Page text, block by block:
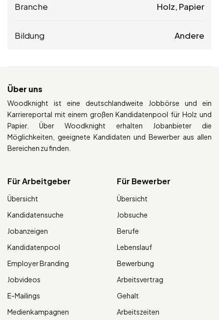
Branche Holz, Papier
Bildung Andere
Über uns
Woodknight ist eine deutschlandweite Jobbörse und ein
Karriereportal mit einem großen Kandidatenpool für Holz und
Papier. Über Woodknight erhalten Jobanbieter die
Möglichkeiten, geeignete Kandidaten und Bewerber aus allen
Bereichen zu finden.
Für Arbeitgeber
Übersicht
Kandidatensuche
Jobanzeigen
Kandidatenpool
Employer Branding
Jobvideos
E-Mailings
Medienkampagnen
Für Bewerber
Übersicht
Jobsuche
Berufe
Lebenslauf
Bewerbung
Arbeitsvertrag
Gehalt
Arbeitszeiten